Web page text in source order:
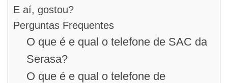
E aí, gostou?
Perguntas Frequentes
O que é e qual o telefone de SAC da
Serasa?
O que é e qual o telefone de